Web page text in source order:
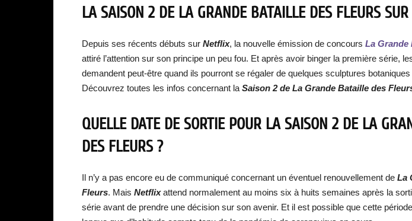
LA SAISON 2 DE LA GRANDE BATAILLE DES FLEURS
Depuis ses récents débuts sur Netflix, la nouvelle émission de concours La Grande
attiré l’attention sur son principe un peu fou. Et après avoir binger la première série,
demandent peut-être quand ils pourront se régaler de quelques sculptures
Découvrez toutes les infos concernant la Saison 2 de La Grande Bataille des
QUELLE DATE DE SORTIE POUR LA SAISON 2 DE LA
DES FLEURS ?
Il n’y a pas encore eu de communiqué concernant un éventuel renouvellement de La
Fleurs. Mais Netflixattend normalement au moins six à huits semaines après la
série avant de prendre une décision sur son avenir. Et il est possible que cette